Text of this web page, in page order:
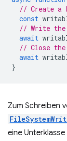
// Create a
const
// Write
await
// Close
await
}
Zum Schreiben
eine Unterklasse